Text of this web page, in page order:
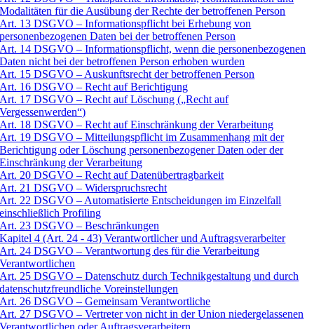
Modalitäten für die Ausübung der Rechte der betroffenen Person
Art. 13 DSGVO – Informationspflicht bei Erhebung von
personenbezogenen Daten bei der betroffenen Person
Art. 14 DSGVO – Informationspflicht, wenn die personenbezogenen
Daten nicht bei der betroffenen Person erhoben wurden
Art. 15 DSGVO – Auskunftsrecht der betroffenen Person
Art. 16 DSGVO – Recht auf Berichtigung
Art. 17 DSGVO – Recht auf Löschung („Recht auf
Vergessenwerden“)
Art. 18 DSGVO – Recht auf Einschränkung der Verarbeitung
Art. 19 DSGVO – Mitteilungspflicht im Zusammenhang mit der
Berichtigung oder Löschung personenbezogener Daten oder der
Einschränkung der Verarbeitung
Art. 20 DSGVO – Recht auf Datenübertragbarkeit
Art. 21 DSGVO – Widerspruchsrecht
Art. 22 DSGVO – Automatisierte Entscheidungen im Einzelfall
einschließlich Profiling
Art. 23 DSGVO – Beschränkungen
Kapitel 4 (Art. 24 - 43) Verantwortlicher und Auftragsverarbeiter
Art. 24 DSGVO – Verantwortung des für die Verarbeitung
Verantwortlichen
Art. 25 DSGVO – Datenschutz durch Technikgestaltung und durch
datenschutzfreundliche Voreinstellungen
Art. 26 DSGVO – Gemeinsam Verantwortliche
Art. 27 DSGVO – Vertreter von nicht in der Union niedergelassenen
Verantwortlichen oder Auftragsverarbeitern